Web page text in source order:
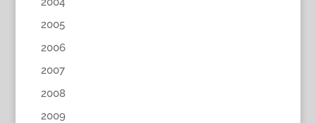
2005
2006
2007
2008
2009